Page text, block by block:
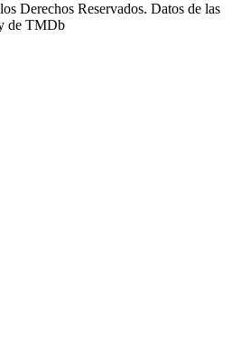
Derechos Reservados. Datos de las
de TMDb